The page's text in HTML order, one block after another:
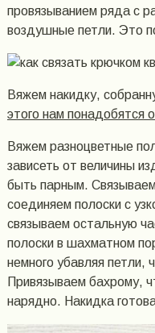
провязыванием ряда с
воздушные петли. Это
Вяжем накидку,
этого нам понадобятся
Вяжем разноцветные
зависеть от величины
быть парным.
соединяем полоски с
связываем остальную
полоски в шахматном
немного убавляя петли,
Привязываем бахрому,
нарядно. Накидка